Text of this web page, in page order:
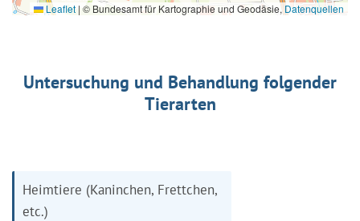
Leaflet | © Bundesamt für Kartographie und Geodäsie, Datenquellen
Untersuchung und Behandlung folgender
Tierarten
Heimtiere (Kaninchen, Frettchen,
etc.)